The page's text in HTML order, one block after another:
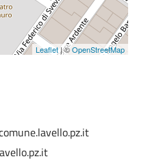
Leaflet| ©OpenStreetMap